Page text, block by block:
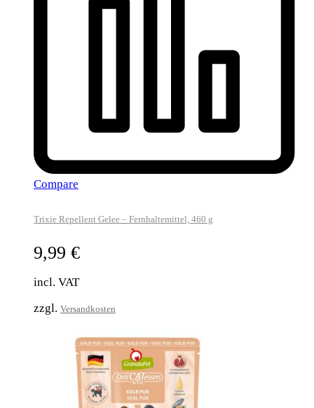
Compare
Trixie Repellent Gelee – Fernhaltemittel, 460 g
9,99 €
incl. VAT
zzgl. Versandkosten